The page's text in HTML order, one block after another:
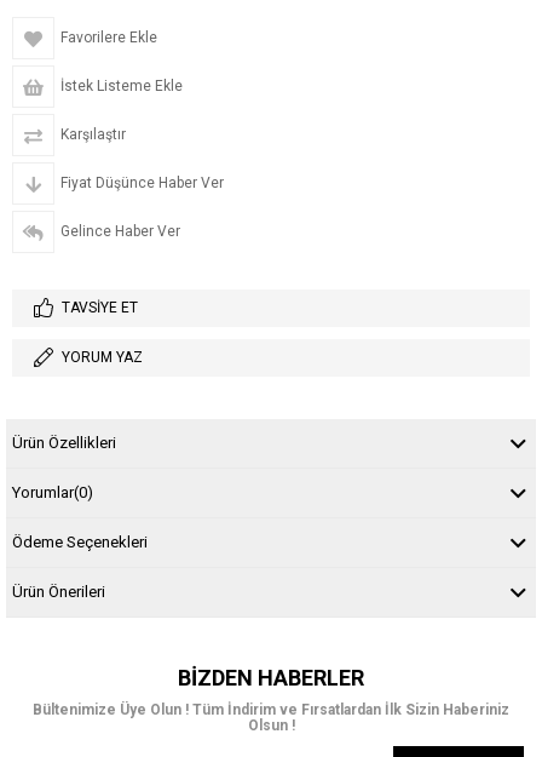
Favorilere Ekle
İstek Listeme Ekle
Karşılaştır
Fiyat Düşünce Haber Ver
Gelince Haber Ver
TAVSIYE ET
YORUM YAZ
Ürün Özellikleri
Yorumlar(0)
Ödeme Seçenekleri
Ürün Önerileri
BIZDEN HABERLER
Bültenimize Üye Olun ! Tüm İndirim ve Fırsatlardan İlk Sizin Haberiniz
Olsun !